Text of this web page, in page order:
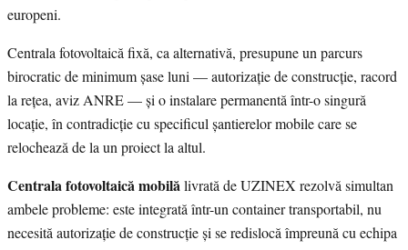
europeni.
Centrala fotovoltaică fixă, ca alternativă, presupune un parcurs
birocratic de minimum șase luni — autorizație de construcție, racord
la rețea, aviz ANRE — și o instalare permanentă într-o singură
locație, în contradicție cu specificul șantierelor mobile care se
relochează de la un proiect la altul.
Centrala fotovoltaică mobilălivrată de UZINEX rezolvă simultan
ambele probleme: este integrată într-un container transportabil, nu
necesită autorizație de construcție și se redislocă împreună cu echipa